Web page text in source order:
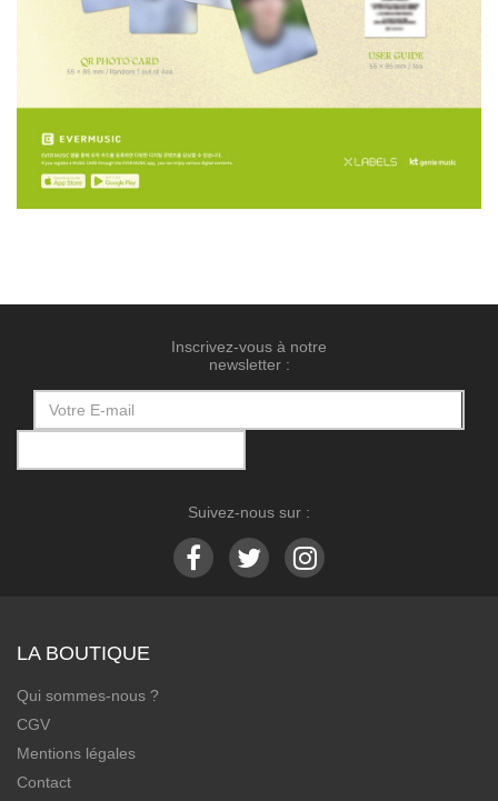
Inscrivez-vous à notre
newsletter :
Suivez-nous sur :
LA BOUTIQUE
Qui sommes-nous ?
CGV
Mentions légales
Contact